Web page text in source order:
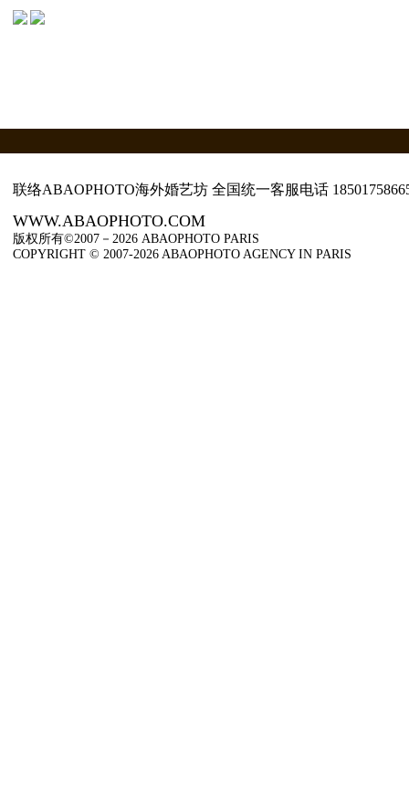
联络ABAOPHOTO海外婚艺坊 全国统一客服电话
WWW.ABAOPHOTO.COM
版权所有©2007－2026 ABAOPHOTO PARIS
COPYRIGHT © 2007-2026 ABAOPHOTO AGENCY IN PARIS